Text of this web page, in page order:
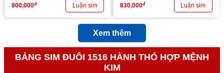
800,000đ 830,000đ
Xem thêm
BẢNG SIM ĐUÔI 1516 HÀNH THỔ HỢP MỆNH
KIM